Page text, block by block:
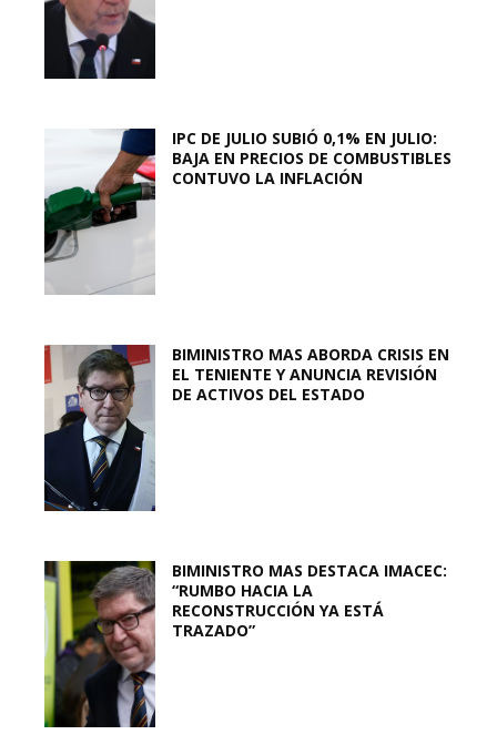
IPC DE JULIO SUBIÓ 0,1% EN JULIO:
BAJA EN PRECIOS DE COMBUSTIBLES
CONTUVO LA INFLACIÓN
BIMINISTRO MAS ABORDA CRISIS EN
EL TENIENTE Y ANUNCIA REVISIÓN
DE ACTIVOS DEL ESTADO
BIMINISTRO MAS DESTACA IMACEC:
“RUMBO HACIA LA
RECONSTRUCCIÓN YA ESTÁ
TRAZADO”